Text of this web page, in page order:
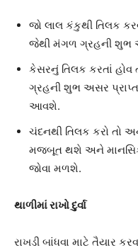
જો લાલ કંકુથી તિલક
જેથી મંગળ ગ્રહની શુભ
કેસરનું તિલક કરતાં હોવ
ગ્રહની શુભ અસર
આવશે.
ચંદનથી તિલક કરો તો
મજબૂત થશે અને
જોવા મળશે.
થાળીમાં રાખો દુર્વા
રાખડી બાંધવા માટે તૈયાર